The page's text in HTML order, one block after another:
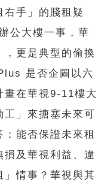
手」的賤租疑
公大樓一事，華
更是典型的偷換
是否企圖以六
畫在華視9-11樓大
工」來搪塞未來可
能否保證未來租
及華視利益、違
」情事？華視與其